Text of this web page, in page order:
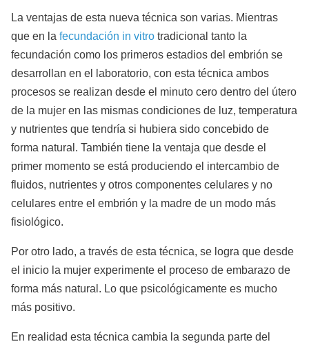
La ventajas de esta nueva técnica son varias. Mientras
que en la fecundación in vitro tradicional tanto la
fecundación como los primeros estadios del embrión se
desarrollan en el laboratorio, con esta técnica ambos
procesos se realizan desde el minuto cero dentro del útero
de la mujer en las mismas condiciones de luz, temperatura
y nutrientes que tendría si hubiera sido concebido de
forma natural. También tiene la ventaja que desde el
primer momento se está produciendo el intercambio de
fluidos, nutrientes y otros componentes celulares y no
celulares entre el embrión y la madre de un modo más
fisiológico.
Por otro lado, a través de esta técnica, se logra que desde
el inicio la mujer experimente el proceso de embarazo de
forma más natural. Lo que psicológicamente es mucho
más positivo.
En realidad esta técnica cambia la segunda parte del